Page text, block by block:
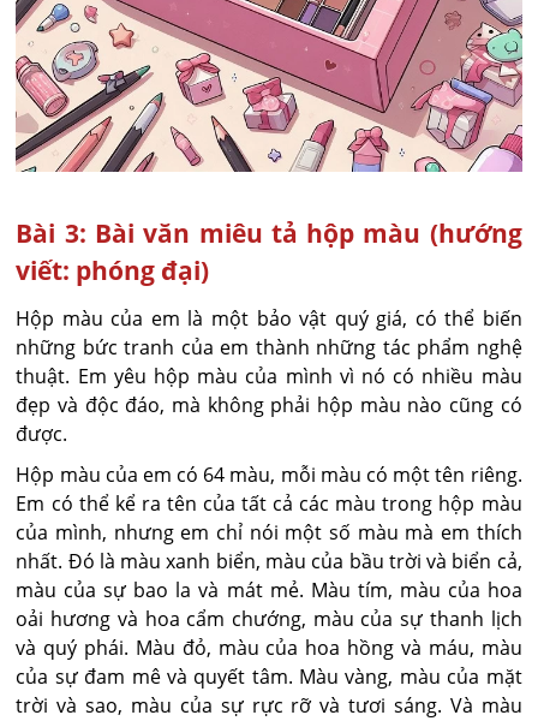
Bài 3: Bài văn miêu tả hộp màu (hướng
viết: phóng đại)
Hộp màu của em là một bảo vật quý giá, có thể biến
những bức tranh của em thành những tác phẩm nghệ
thuật. Em yêu hộp màu của mình vì nó có nhiều màu
đẹp và độc đáo, mà không phải hộp màu nào cũng có
được.
Hộp màu của em có 64 màu, mỗi màu có một tên riêng.
Em có thể kể ra tên của tất cả các màu trong hộp màu
của mình, nhưng em chỉ nói một số màu mà em thích
nhất. Đó là màu xanh biển, màu của bầu trời và biển cả,
màu của sự bao la và mát mẻ. Màu tím, màu của hoa
oải hương và hoa cẩm chướng, màu của sự thanh lịch
và quý phái. Màu đỏ, màu của hoa hồng và máu, màu
của sự đam mê và quyết tâm. Màu vàng, màu của mặt
trời và sao, màu của sự rực rỡ và tươi sáng. Và màu